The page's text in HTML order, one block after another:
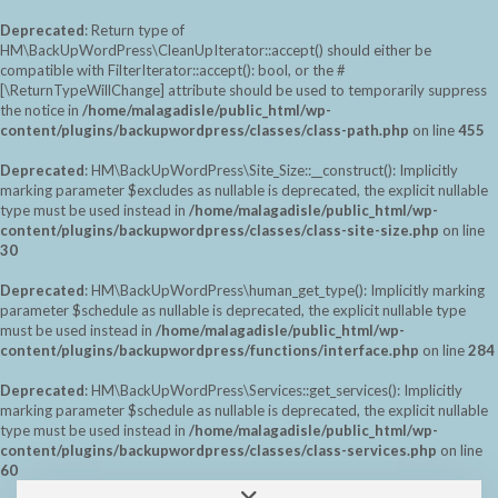
Deprecated: Return type of
HM\BackUpWordPress\CleanUpIterator::accept() should either be
compatible with FilterIterator::accept(): bool, or the #
[\ReturnTypeWillChange] attribute should be used to temporarily suppress
the notice in /home/malagadisle/public_html/wp-
content/plugins/backupwordpress/classes/class-path.php on line455
Deprecated: HM\BackUpWordPress\Site_Size::__construct(): Implicitly
marking parameter $excludes as nullable is deprecated, the explicit nullable
type must be used instead in /home/malagadisle/public_html/wp-
content/plugins/backupwordpress/classes/class-site-size.php on line
30
Deprecated: HM\BackUpWordPress\human_get_type(): Implicitly marking
parameter $schedule as nullable is deprecated, the explicit nullable type
must be used instead in /home/malagadisle/public_html/wp-
content/plugins/backupwordpress/functions/interface.php on line284
Deprecated: HM\BackUpWordPress\Services::get_services(): Implicitly
marking parameter $schedule as nullable is deprecated, the explicit nullable
type must be used instead in /home/malagadisle/public_html/wp-
content/plugins/backupwordpress/classes/class-services.php on line
60